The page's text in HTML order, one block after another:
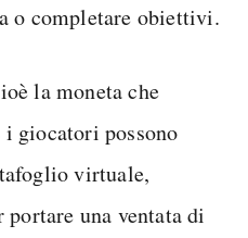
o completare obiettivi.
la moneta che
giocatori possono
virtuale,
una ventata di